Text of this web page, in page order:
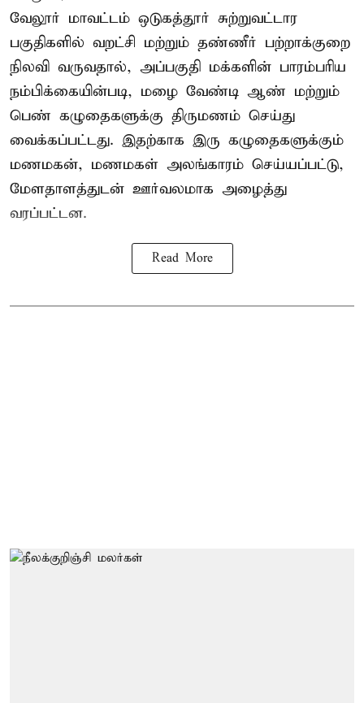
வேலூர் மாவட்டம் ஒடுகத்தூர் சுற்றுவட்டார
பகுதிகளில் வறட்சி மற்றும் தண்ணீர் பற்றாக்குறை
நிலவி வருவதால், அப்பகுதி மக்களின் பாரம்பரிய
நம்பிக்கையின்படி, மழை வேண்டி ஆண் மற்றும்
பெண் கழுதைகளுக்கு திருமணம் செய்து
வைக்கப்பட்டது. இதற்காக இரு கழுதைகளுக்கும்
மணமகன், மணமகள் அலங்காரம் செய்யப்பட்டு,
மேளதாளத்துடன் ஊர்வலமாக அழைத்து
வரப்பட்டன.
Read More